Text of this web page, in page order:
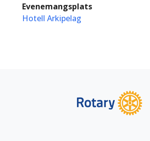
Evenemangsplats
Hotell Arkipelag